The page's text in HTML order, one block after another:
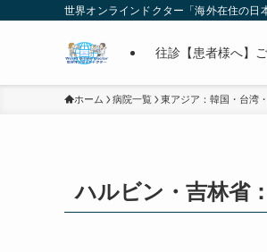
世界オンラインドクター「海外在住の日
往診【患者様へ】
ホーム 病院一覧 東アジア：韓国・台湾
ハルビン・吉林省